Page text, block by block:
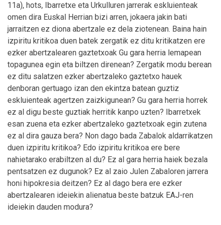
11a), hots, Ibarretxe eta Urkulluren jarrerak eskluienteak
omen dira Euskal Herrian bizi arren, jokaera jakin bati
jarraitzen ez diona abertzale ez dela ziotenean. Baina hain
izpiritu kritikoa duen batek zergatik ez ditu kritikatzen ere
ezker abertzalearen gaztetxoak Gu gara herria lemapean
topagunea egin eta biltzen direnean? Zergatik modu berean
ez ditu salatzen ezker abertzaleko gaztetxo hauek
denboran gertuago izan den ekintza batean guztiz
eskluienteak agertzen zaizkigunean? Gu gara herria horrek
ez al digu beste guztiak herritik kanpo uzten? Ibarretxek
esan zuena eta ezker abertzaleko gaztetxoak egin zutena
ez al dira gauza bera? Non dago bada Zabalok aldarrikatzen
duen izpiritu kritikoa? Edo izpiritu kritikoa ere bere
nahietarako erabiltzen al du? Ez al gara herria haiek bezala
pentsatzen ez dugunok? Ez al zaio Julen Zabaloren jarrera
honi hipokresia deitzen? Ez al dago bera ere ezker
abertzalearen ideiekin alienatua beste batzuk EAJ-ren
ideiekin dauden modura?